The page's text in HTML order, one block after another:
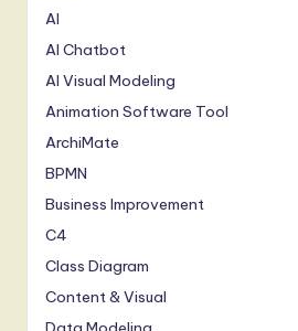
AI
AI Chatbot
AI Visual Modeling
Animation Software Tool
ArchiMate
BPMN
Business Improvement
C4
Class Diagram
Content & Visual